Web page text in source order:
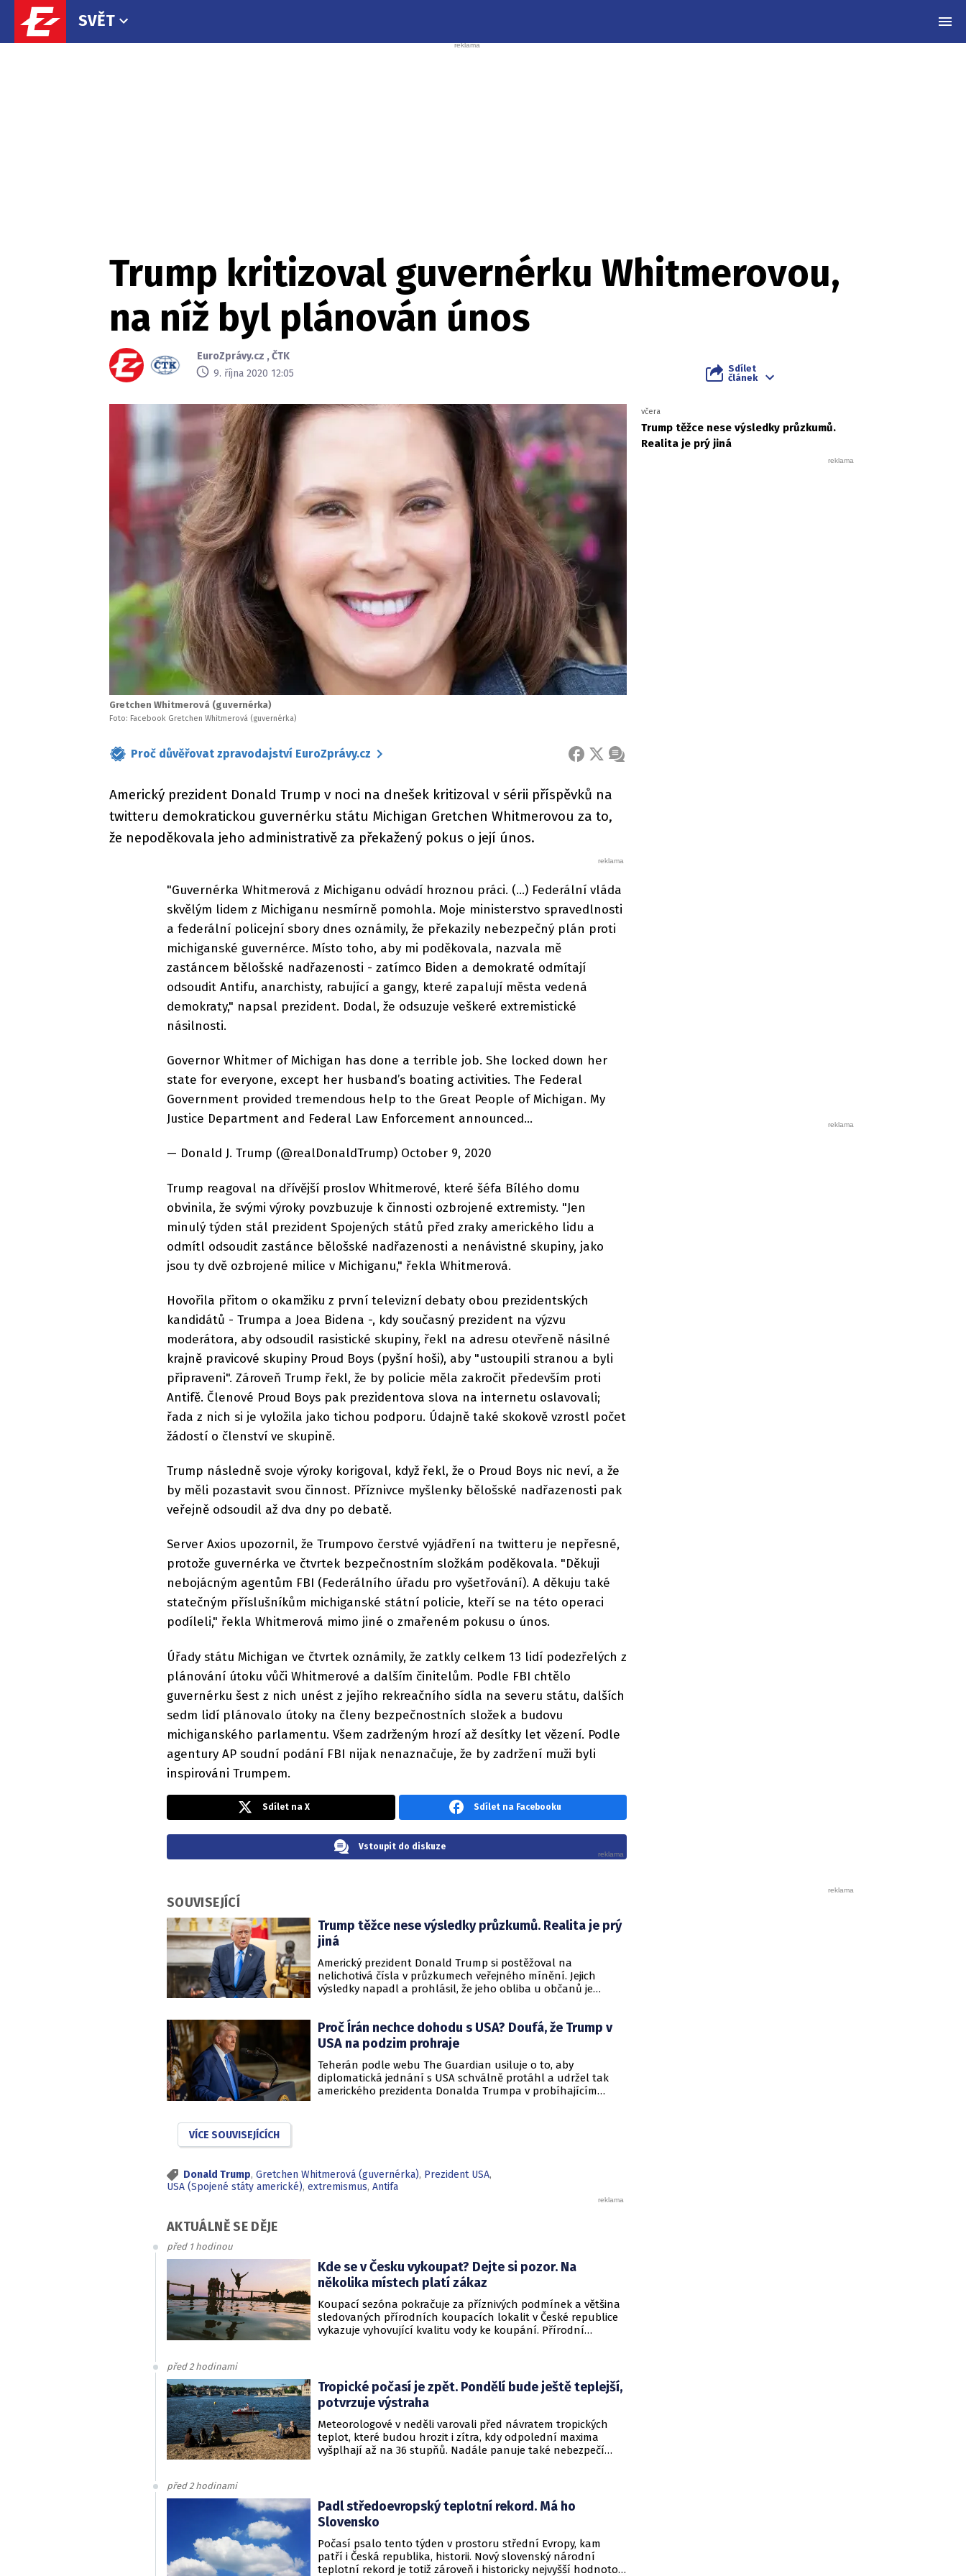
SVĚT
Trump kritizoval guvernérku Whitmerovou,
na níž byl plánován únos
EuroZprávy.cz ,ČTK
9. října 2020 12:05
Sdílet
článek
Gretchen Whitmerová (guvernérka)
Foto: Facebook Gretchen Whitmerová (guvernérka)
Proč důvěřovat zpravodajství EuroZprávy.cz FACEBOOK
X ZPRÁVA
Americký prezident Donald Trump v noci na dnešek kritizoval v sérii příspěvků na
twitteru demokratickou guvernérku státu Michigan Gretchen Whitmerovou za to,
že nepoděkovala jeho administrativě za překažený pokus o její únos.
"Guvernérka Whitmerová z Michiganu odvádí hroznou práci. (...) Federální vláda
skvělým lidem z Michiganu nesmírně pomohla. Moje ministerstvo spravedlnosti
a federální policejní sbory dnes oznámily, že překazily nebezpečný plán proti
michiganské guvernérce. Místo toho, aby mi poděkovala, nazvala mě
zastáncem bělošské nadřazenosti - zatímco Biden a demokraté odmítají
odsoudit Antifu, anarchisty, rabující a gangy, které zapalují města vedená
demokraty," napsal prezident. Dodal, že odsuzuje veškeré extremistické
násilnosti.
Governor Whitmer of Michigan has done a terrible job. She locked down her
state for everyone, except her husband’s boating activities. The Federal
Government provided tremendous help to the Great People of Michigan. My
Justice Department and Federal Law Enforcement announced...
— Donald J. Trump (@realDonaldTrump) October 9, 2020
Trump reagoval na dřívější proslov Whitmerové, které šéfa Bílého domu
obvinila, že svými výroky povzbuzuje k činnosti ozbrojené extremisty. "Jen
minulý týden stál prezident Spojených států před zraky amerického lidu a
odmítl odsoudit zastánce bělošské nadřazenosti a nenávistné skupiny, jako
jsou ty dvě ozbrojené milice v Michiganu," řekla Whitmerová.
Hovořila přitom o okamžiku z první televizní debaty obou prezidentských
kandidátů - Trumpa a Joea Bidena -, kdy současný prezident na výzvu
moderátora, aby odsoudil rasistické skupiny, řekl na adresu otevřeně násilné
krajně pravicové skupiny Proud Boys (pyšní hoši), aby "ustoupili stranou a byli
připraveni". Zároveň Trump řekl, že by policie měla zakročit především proti
Antifě. Členové Proud Boys pak prezidentova slova na internetu oslavovali;
řada z nich si je vyložila jako tichou podporu. Údajně také skokově vzrostl počet
žádostí o členství ve skupině.
Trump následně svoje výroky korigoval, když řekl, že o Proud Boys nic neví, a že
by měli pozastavit svou činnost. Příznivce myšlenky bělošské nadřazenosti pak
veřejně odsoudil až dva dny po debatě.
Server Axios upozornil, že Trumpovo čerstvé vyjádření na twitteru je nepřesné,
protože guvernérka ve čtvrtek bezpečnostním složkám poděkovala. "Děkuji
nebojácným agentům FBI (Federálního úřadu pro vyšetřování). A děkuju také
statečným příslušníkům michiganské státní policie, kteří se na této operaci
podíleli," řekla Whitmerová mimo jiné o zmařeném pokusu o únos.
Úřady státu Michigan ve čtvrtek oznámily, že zatkly celkem 13 lidí podezřelých z
plánování útoku vůči Whitmerové a dalším činitelům. Podle FBI chtělo
guvernérku šest z nich unést z jejího rekreačního sídla na severu státu, dalších
sedm lidí plánovalo útoky na členy bezpečnostních složek a budovu
michiganského parlamentu. Všem zadrženým hrozí až desítky let vězení. Podle
agentury AP soudní podání FBI nijak nenaznačuje, že by zadržení muži byli
inspirováni Trumpem.
včera
Trump těžce nese výsledky průzkumů.
Realita je prý jiná
Sdílet na X Sdílet na Facebooku
Vstoupit do diskuze
SOUVISEJÍCÍ
Trump těžce nese výsledky průzkumů. Realita je prý
jiná
Americký prezident Donald Trump si postěžoval na
nelichotivá čísla v průzkumech veřejného mínění. Jejich
výsledky napadl a prohlásil, že jeho obliba u občanů je
Proč Írán nechce dohodu s USA? Doufá, že Trump v
USA na podzim prohraje
Teherán podle webu The Guardian usiluje o to, aby
diplomatická jednání s USA schválně protáhl a udržel tak
amerického prezidenta Donalda Trumpa v probíhajícím
VÍCE SOUVISEJÍCÍCH
Donald Trump, Gretchen Whitmerová (guvernérka), Prezident USA,
USA (Spojené státy americké), extremismus, Antifa
AKTUÁLNĚ SE DĚJE
před 1 hodinou
Kde se v Česku vykoupat? Dejte si pozor. Na
několika místech platí zákaz
Koupací sezóna pokračuje za příznivých podmínek a většina
sledovaných přírodních koupacích lokalit v České republice
vykazuje vyhovující kvalitu vody ke koupání. Přírodní
často přesahujícími 30 °C.
před 2 hodinami
Tropické počasí je zpět. Pondělí bude ještě teplejší,
potvrzuje výstraha
Meteorologové v neděli varovali před návratem tropických
teplot, které budou hrozit i zítra, kdy odpolední maxima
vyšplhají až na 36 stupňů. Nadále panuje také nebezpečí
před 2 hodinami
Padl středoevropský teplotní rekord. Má ho
Slovensko
Počasí psalo tento týden v prostoru střední Evropy, kam
patří i Česká republika, historii. Nový slovenský národní
teplotní rekord je totiž zároveň i historicky nejvyšší hodnotou